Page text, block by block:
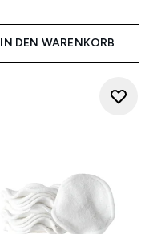
IN DEN WARENKORB